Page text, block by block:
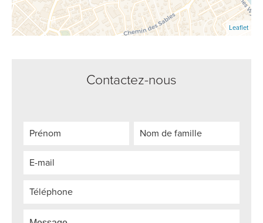
Leaflet
Contactez-nous